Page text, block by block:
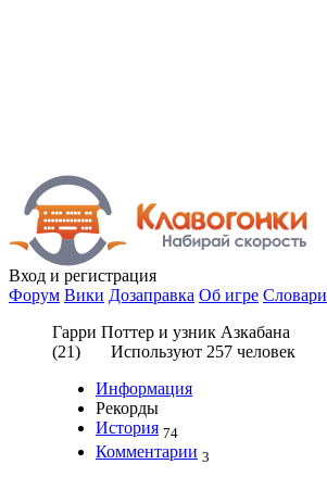
Вход и регистрация
Форум Вики Дозаправка Об игре Словари
Гарри Поттер и узник Азкабана
(21) Используют 257 человек
Информация
Рекорды
История 74
Комментарии 3